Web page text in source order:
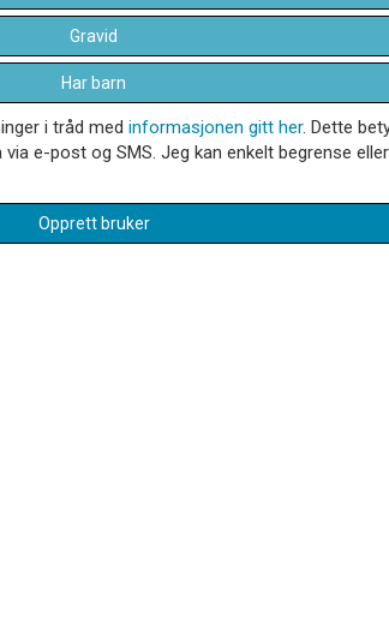
Gravid
Har barn
i tråd med informasjonen gitt her. Dette
e-post og SMS. Jeg kan enkelt begrense
Opprett bruker